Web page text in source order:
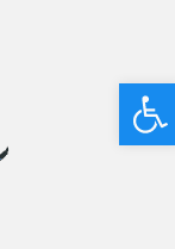
Deschide bara de unelte